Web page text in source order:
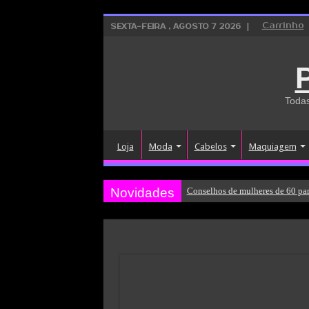
SEXTA-FEIRA , AGOSTO 7 2026 Carrinho
Loja Moda Cabelos Maquiagem
Novidades Conselhos de mulheres de 60